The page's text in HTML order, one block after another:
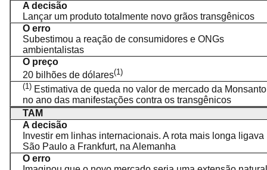
A decisão
Lançar um produto totalmente novo grãos transgênicos
O erro
Subestimou a reação de consumidores e ONGs
ambientalistas
O preço
20 bilhões de dólares(1)
(1) Estimativa de queda no valor de mercado da Monsanto
no ano das manifestações contra os transgênicos
TAM
A decisão
Investir em linhas internacionais. A rota mais longa ligava
São Paulo a Frankfurt, na Alemanha
O erro